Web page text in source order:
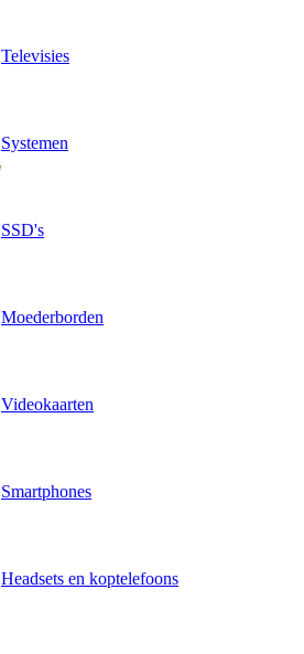
Televisies
Systemen
SSD's
Moederborden
Videokaarten
Smartphones
Headsets en koptelefoons